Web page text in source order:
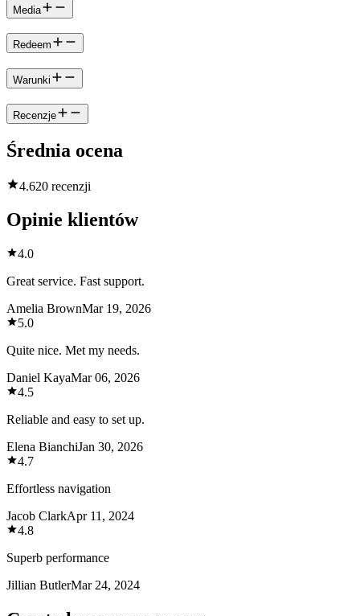
Media
Redeem
Warunki
Recenzje
Średnia ocena
4.620 recenzji
Opinie klientów
4.0
Great service. Fast support.
Amelia BrownMar 19, 2026
5.0
Quite nice. Met my needs.
Daniel KayaMar 06, 2026
4.5
Reliable and easy to set up.
Elena BianchiJan 30, 2026
4.7
Effortless navigation
Jacob ClarkApr 11, 2024
4.8
Superb performance
Jillian ButlerMar 24, 2024